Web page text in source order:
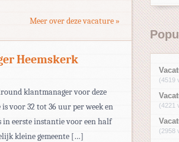
Meer over deze vacature »
Heemskerk
klantmanager voor deze
voor 32 tot 36 uur per week en
eerste instantie voor een half
kleine gemeente […]
(4519
(4221
(2958